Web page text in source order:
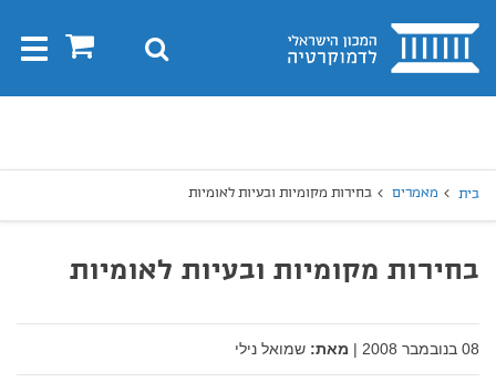
בית 0 חיפוש
בית מאמרים בחירות מקומיות ובעיות לאומיות
בחירות מקומיות ובעיות לאומיות
08 בנובמבר 2008 | מאת: שמואל נילי